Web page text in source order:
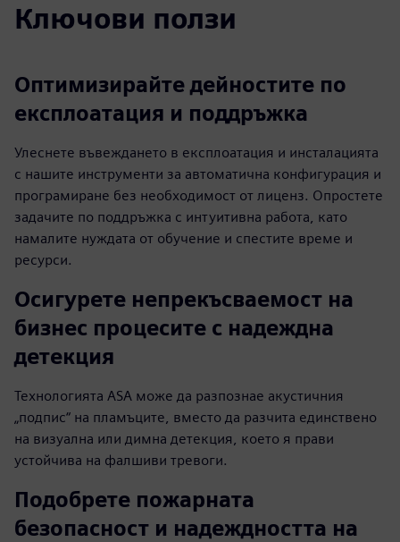
Ключови ползи
Оптимизирайте дейностите по
експлоатация и поддръжка
Улеснете въвеждането в експлоатация и инсталацията
с нашите инструменти за автоматична конфигурация и
програмиране без необходимост от лиценз. Опростете
задачите по поддръжка с интуитивна работа, като
намалите нуждата от обучение и спестите време и
ресурси.
Осигурете непрекъсваемост на
бизнес процесите с надеждна
детекция
Технологията ASA може да разпознае акустичния
„подпис“ на пламъците, вместо да разчита единствено
на визуална или димна детекция, което я прави
устойчива на фалшиви тревоги.
Подобрете пожарната
безопасност и надеждността на